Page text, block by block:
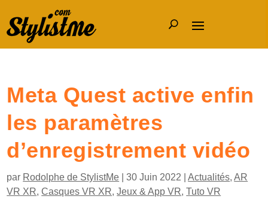
Meta Quest active enfin
les paramètres
d’enregistrement vidéo
par Rodolphe de StylistMe |30 Juin 2022 |Actualités,AR
VR XR,Casques VR XR,Jeux & App VR,Tuto VR